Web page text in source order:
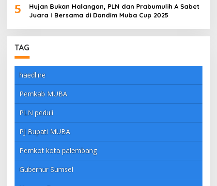
5
Hujan Bukan Halangan, PLN dan Prabumulih A Sabet
Juara I Bersama di Dandim Muba Cup 2025
TAG
haedline
Pemkab MUBA
PLN peduli
PJ Bupati MUBA
Pemkot kota palembang
Gubernur Sumsel